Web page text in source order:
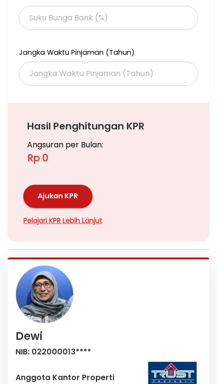
Jangka Waktu Pinjaman (Tahun)
Hasil Penghitungan KPR
Angsuran per Bulan:
Rp 0
Ajukan KPR
Pelajari KPR Lebih Lanjut
Dewi
NIB: 022000013****
Anggota Kantor Properti